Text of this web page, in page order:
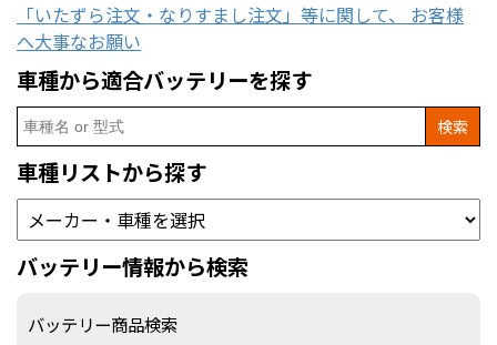
「いたずら注文・なりすまし注文」等に関して、 お客様
へ大事なお願い
車種から適合バッテリーを探す
Search
for:
車種リストから探す
バッテリー情報から検索
バッテリー商品検索